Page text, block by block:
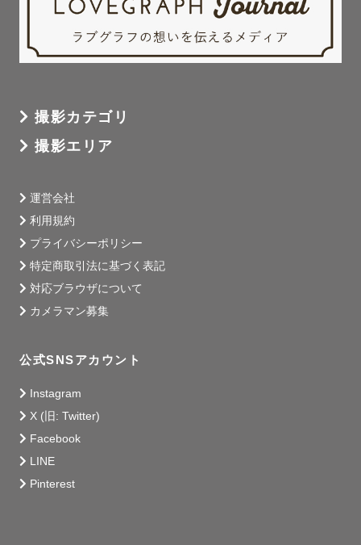
ださい。
チャームポイントは、にこにこ笑顔☺︎☺︎
本当に楽しそうに撮るんですね！とよく言われます＾＾
ー 小さなお子様と仲良くなるのが得意です☺️（人見知りの
子もご安心ください！）（小学校・特別支援の免許有）
ー おうちに３代目のシーズーがいます🐶ペットお任せくだ
さい！
ー とにかくお話が大好きです！たくさんお話しましょう！
「えみゅちゃん」とお気軽に呼んでください🌷
「 みなさまらしさ 」を大切にシャッターを切っておりま
す。
撮られ慣れていないから、不自然な笑顔になっちゃいそ
う…という方もご安心ください☺️
のんびりとお話しながら、皆様の笑顔を引き出します。
撮影カテゴリ
撮影エリア
運営会社
利用規約
プライバシーポリシー
特定商取引法に基づく表記
対応ブラウザについて
カメラマン募集
公式SNSアカウント
Instagram
X (旧: Twitter)
Facebook
LINE
Pinterest